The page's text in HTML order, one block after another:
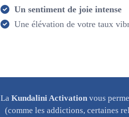
Un sentiment de joie intense
Une élévation de votre taux
La Kundalini Activationvous
(comme les addictions, certaines